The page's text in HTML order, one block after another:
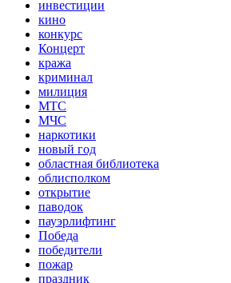
инвестиции
кино
конкурс
Концерт
кража
криминал
милиция
МТС
МЧС
наркотики
новый год
областная библиотека
облисполком
открытие
паводок
пауэрлифтинг
Победа
победители
пожар
праздник